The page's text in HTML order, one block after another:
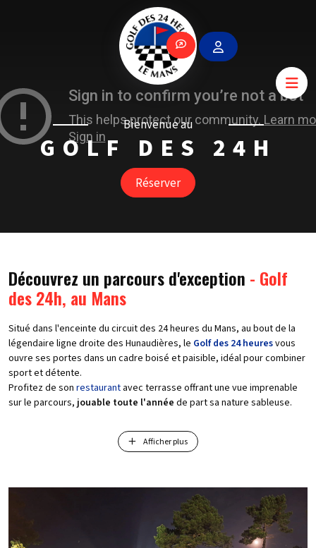
Bienvenue au
GOLF DES 24H
Réserver
Découvrez un parcours d'exception - Golf
des 24h, au Mans
Situé dans l'enceinte du circuit des 24 heures du Mans, au bout de la
légendaire ligne droite des Hunaudières, le Golf des 24 heuresvous
ouvre ses portes dans un cadre boisé et paisible, idéal pour combiner
sport et détente.
Profitez de son restaurant avec terrasse offrant une vue imprenable
sur le parcours,jouable toute l'année de part sa nature sableuse.
Engagé dans une démarche écologique, le golf gère efficacement sa
consommation d'eau, et limite l'utilisation de pesticides (
(70 enfants) et des cours adaptés pour les débutants comme pour les
Rejoignez une communauté de près de 600 adhérents et venez vivre
une expérience unique au cœur de la nature !
Afficher plus